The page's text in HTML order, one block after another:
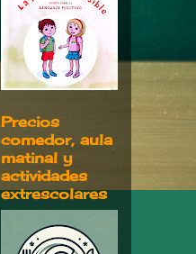
Precios
comedor, aula
matinal y
actividades
extrescolares